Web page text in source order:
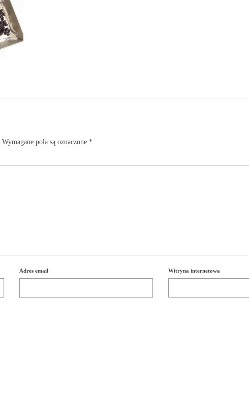
Wymagane pola są oznaczone *
Adres email Witryna internetowa